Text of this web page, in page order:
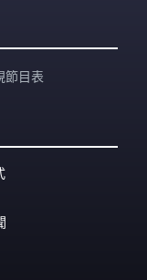
節目表